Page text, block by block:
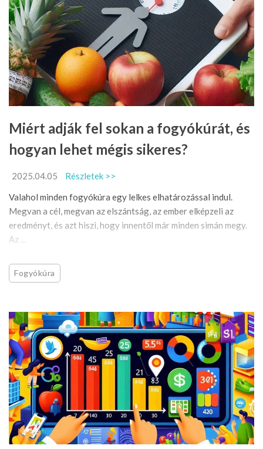
Miért adják fel sokan a fogyókúrát, és
hogyan lehet mégis sikeres?
2025.04.05
Részletek >>
Valahol minden fogyókúra egy lelkes elhatározással indul.
Megvan a cél, megvan az elszántság, az ember elképzeli az
eredményt, és azt hiszi, hogy innentől már minden simán megy.
Az ...
Fogyókúra